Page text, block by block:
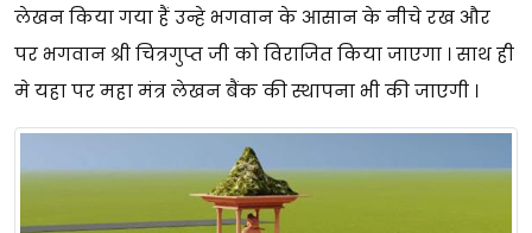
लेखन किया गया हैं उन्हे भगवान के आसान के नीचे रख और
पर भगवान श्री चित्रगुप्त जी को विराजित किया जाएगा । साथ ही
मे यहा पर महा मंत्र लेखन बैंक की स्थापना भी की जाएगी ।